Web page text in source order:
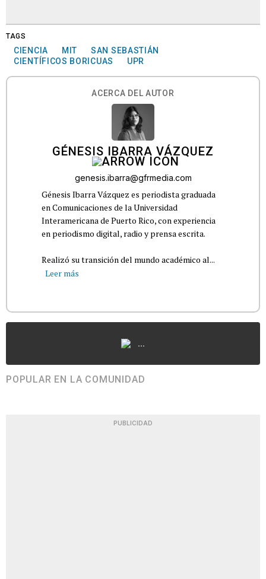
TAGS
CIENCIA MIT
SAN SEBASTIÁN
CIENTÍFICOS BORICUAS
UPR
ACERCA DEL AUTOR
GÉNESIS IBARRA VÁZQUEZ
genesis.ibarra@gfrmedia.com
Génesis Ibarra Vázquez es periodista graduada
en Comunicaciones de la Universidad
Interamericana de Puerto Rico, con experiencia
en periodismo digital, radio y prensa escrita.
Realizó su transición del mundo académico al...
Leer más
...
POPULAR EN LA COMUNIDAD
PUBLICIDAD